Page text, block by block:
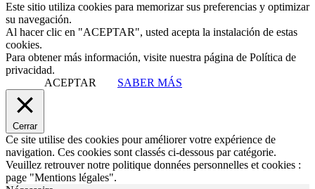
Este sitio utiliza cookies para memorizar sus preferencias y optimizar
su navegación.
Al hacer clic en "ACEPTAR", usted acepta la instalación de estas
cookies.
Para obtener más información, visite nuestra página de Política de
privacidad.
ACEPTAR
SABER MÁS
Cerrar
Ce site utilise des cookies pour améliorer votre expérience de
navigation. Ces cookies sont classés ci-dessous par catégorie.
Veuillez retrouver notre politique données personnelles et cookies :
page "Mentions légales".